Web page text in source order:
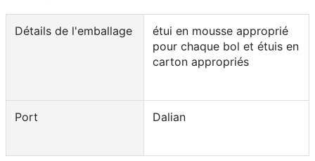
Détails de l'emballage
étui en mousse approprié
pour chaque bol et étuis en
carton appropriés
Port Dalian